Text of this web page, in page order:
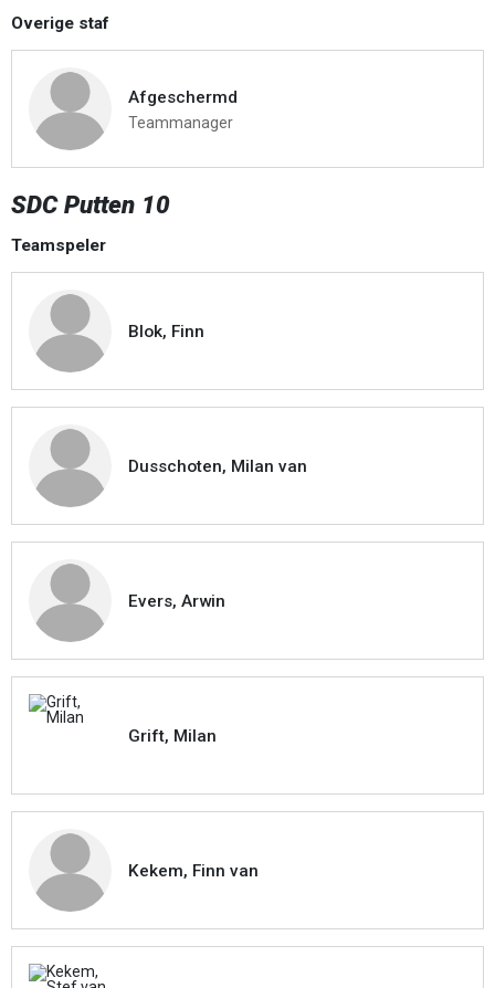
Overige staf
Afgeschermd
Teammanager
SDC Putten 10
Teamspeler
Blok, Finn
Dusschoten, Milan van
Evers, Arwin
Grift, Milan
Kekem, Finn van